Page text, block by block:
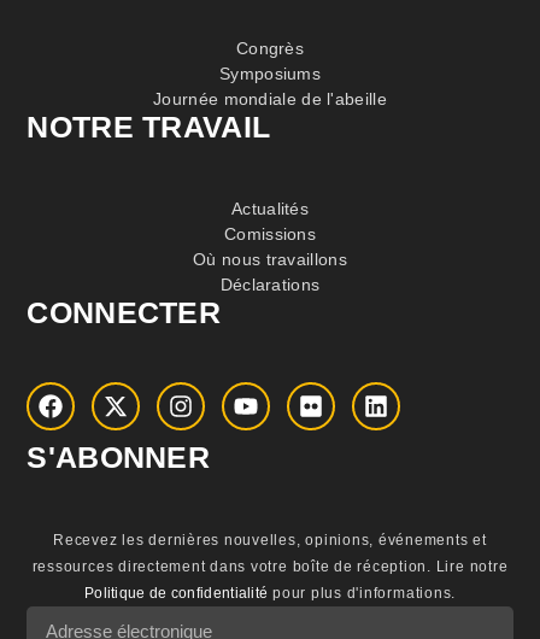
Congrès
Symposiums
Journée mondiale de l'abeille
NOTRE TRAVAIL
Actualités
Comissions
Où nous travaillons
Déclarations
CONNECTER
S'ABONNER
Recevez les dernières nouvelles, opinions, événements et
ressources directement dans votre boîte de réception. Lire notre
Politique de confidentialité pour plus d'informations.